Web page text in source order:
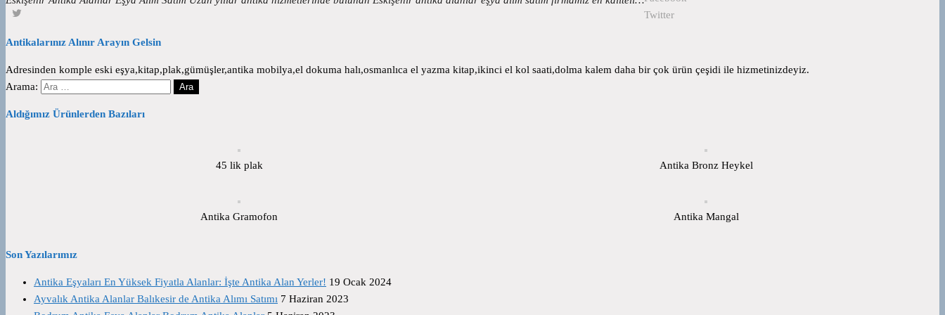
Twitter
Antikalarınız Alınır Arayın Gelsin
Adresinden komple eski eşya,kitap,plak,gümüşler,antika mobilya,el dokuma halı,osmanlıca el yazma kitap,ikinci el kol saati,dolma kalem daha bir çok ürün çeşidi ile hizmetinizdeyiz.
Arama:
Aldığımız Ürünlerden Bazıları
45 lik plak Antika Bronz Heykel
Antika Gramofon Antika Mangal
Son Yazılarımız
Antika Eşyaları En Yüksek Fiyatla Alanlar: İşte Antika Alan Yerler! 19 Ocak 2024
Ayvalık Antika Alanlar Balıkesir de Antika Alımı Satımı 7 Haziran 2023